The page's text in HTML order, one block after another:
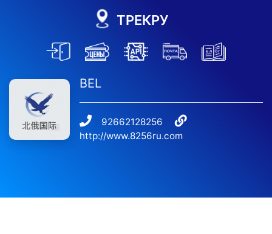
ТРЕКРУ
BEL
92662128256
http://www.8256ru.com